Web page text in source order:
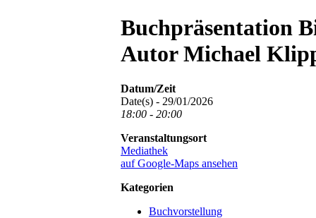
Buchpräsentation
Autor Michael
Datum/Zeit
Date(s) - 29/01/2026
18:00 - 20:00
Veranstaltungsort
Mediathek
auf Google-Maps ansehen
Kategorien
Buchvorstellung